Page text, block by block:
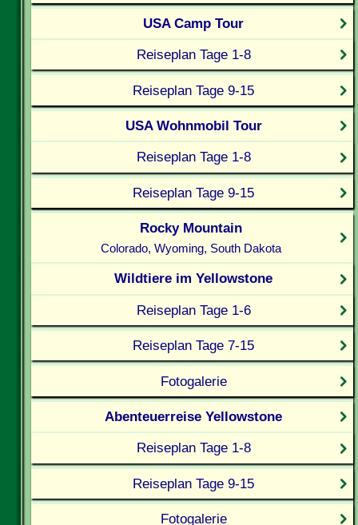
USA Camp Tour
Reiseplan Tage 1-8
Reiseplan Tage 9-15
USA Wohnmobil Tour
Reiseplan Tage 1-8
Reiseplan Tage 9-15
Rocky Mountain
Colorado, Wyoming, South Dakota
Wildtiere im Yellowstone
Reiseplan Tage 1-6
Reiseplan Tage 7-15
Fotogalerie
Abenteuerreise Yellowstone
Reiseplan Tage 1-8
Reiseplan Tage 9-15
Fotogalerie